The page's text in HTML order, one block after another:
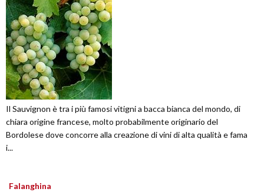
Il Sauvignon è tra i più famosi vitigni a bacca bianca del mondo, di
chiara origine francese, molto probabilmente originario del
Bordolese dove concorre alla creazione di vini di alta qualità e fama
i...
Falanghina